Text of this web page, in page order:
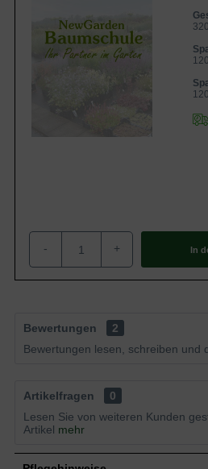
- + In
Bewertungen
2
Bewertungen lesen, schreiben und
Artikelfragen
0
Lesen Sie von weiteren Kunden
Artikel mehr